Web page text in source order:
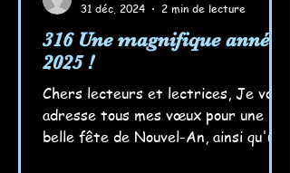
316 Une magnifique année
2025 !
Chers lecteurs et lectrices, Je vous
adresse tous mes vœux pour une
belle fête de Nouvel-An, ainsi qu'une
31 déc. 2024
2 min de lecture